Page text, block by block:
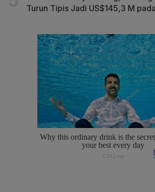
Turun Tipis Jadi US$145,3 M